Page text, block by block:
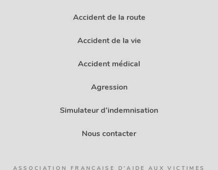
Accident de la route
Accident de la vie
Accident médical
Agression
Simulateur d’indemnisation
Nous contacter
ASSOCIATION FRANÇAISE D'AIDE AUX VICTIMES